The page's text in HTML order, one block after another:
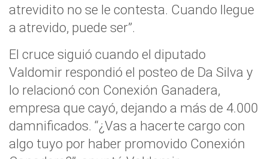
atrevidito no se le contesta. Cuando llegue
a atrevido, puede ser”.
El cruce siguió cuando el diputado
Valdomir respondió el posteo de Da Silva y
lo relacionó con Conexión Ganadera,
empresa que cayó, dejando a más de 4.000
damnificados. “¿Vas a hacerte cargo con
algo tuyo por haber promovido Conexión